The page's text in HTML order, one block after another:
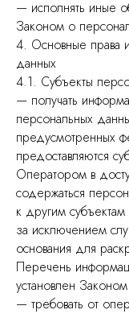
— исполнять иные
Законом о
4. Основные права
данных
4.1. Субъекты
— получать
персональных
предусмотренных
предоставляются
Оператором в
содержаться
к другим
за исключением
основания для
Перечень
установлен
— требовать от